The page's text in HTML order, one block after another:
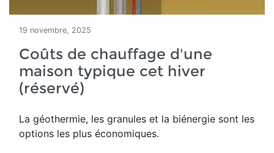
19 novembre, 2025
Coûts de chauffage d'une
maison typique cet hiver
(réservé)
La géothermie, les granules et la biénergie sont les
options les plus économiques.